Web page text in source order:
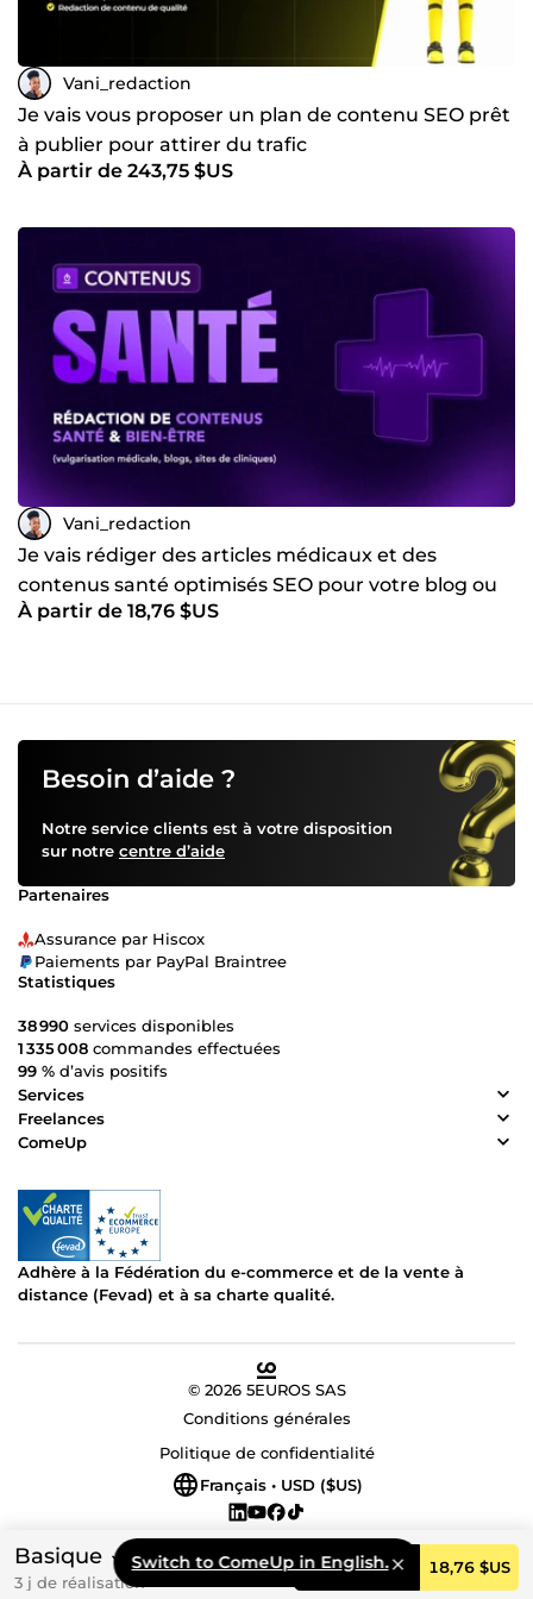
Basique
3 j de réalisation
Commander 18,76 $US
Vani_redaction
Je vais vous proposer un plan de contenu SEO prêt
à publier pour attirer du trafic
À partir de 243,75 $US
Vani_redaction
Je vais rédiger des articles médicaux et des
contenus santé optimisés SEO pour votre blog ou
votre clinique
À partir de 18,76 $US
Switch to ComeUp in English.
Besoin d’aide ?
Notre service clients est à votre disposition
sur notre centre d’aide
Partenaires
Assurance par Hiscox
Paiements par PayPal Braintree
Statistiques
38 990 services disponibles
1 335 008 commandes effectuées
99 % d’avis positifs
Services
Freelances
ComeUp
Adhère à la Fédération du e-commerce et de la vente à
distance (Fevad) et à sa charte qualité.
© 2026 5EUROS SAS
Conditions générales
Politique de confidentialité
Français • USD ($US)